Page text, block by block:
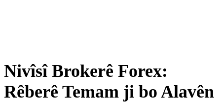
Nivîsî Brokerê Forex:
Rêberê Temam ji bo Alavên